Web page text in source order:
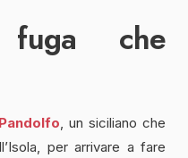
che
, un siciliano che
per arrivare a fare